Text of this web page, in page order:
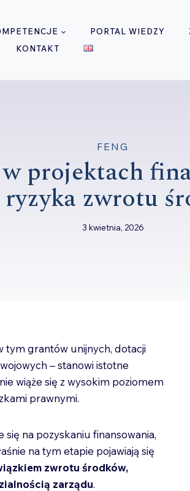
PORTAL WIEDZY
KONTAKT
FENG
w projektach
zwrotu
3 kwietnia, 2026
tym grantów unijnych, dotacji
– stanowi istotne
wiąże się z wysokim poziomem
prawnymi.
na pozyskaniu finansowania,
na tym etapie pojawiają się
zwrotu środków,
zarządu.